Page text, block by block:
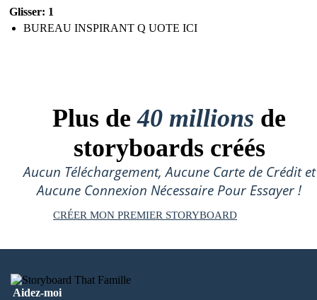
Glisser: 1
BUREAU INSPIRANT Q UOTE ICI
Plus de40 millions de
storyboards créés
Aucun Téléchargement, Aucune Carte de Crédit et
Aucune Connexion Nécessaire Pour Essayer !
CRÉER MON PREMIER STORYBOARD
Aidez-moi